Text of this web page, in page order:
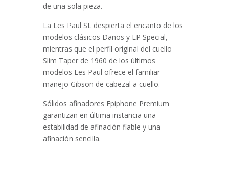
de una sola pieza.
La Les Paul SL despierta el encanto de los
modelos clásicos Danos y LP Special,
mientras que el perfil original del cuello
Slim Taper de 1960 de los últimos
modelos Les Paul ofrece el familiar
manejo Gibson de cabezal a cuello.
Sólidos afinadores Epiphone Premium
garantizan en última instancia una
estabilidad de afinación fiable y una
afinación sencilla.